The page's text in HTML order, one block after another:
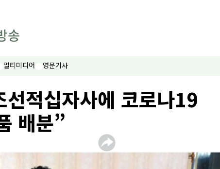
멀티미디어 영문기사
적십자사에 코로나19
배분”